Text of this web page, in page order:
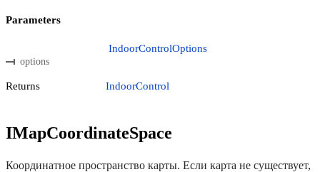
Parameters
options
IndoorControlOptions
Returns IndoorControl
IMapCoordinateSpace
Координатное пространство карты. Если карта не существует,